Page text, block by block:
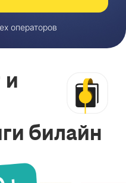
операторов
и
билайн